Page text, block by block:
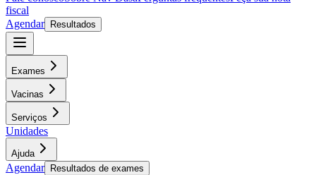
fiscal
Agendar
Resultados
Exames
Vacinas
Serviços
Unidades
Ajuda
Agendar Resultados de exames